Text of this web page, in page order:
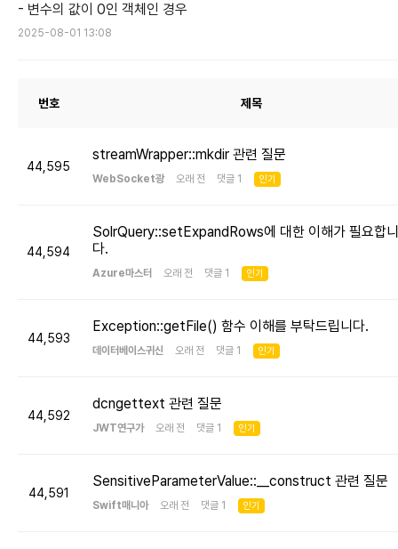
- 변수의 값이 0인 객체인 경우
2025-08-01 13:08
번호 제목
44,595
streamWrapper::mkdir 관련 질문
WebSocket광 오래 전 댓글 1 인기
44,594
SolrQuery::setExpandRows에 대한 이해가 필요합니
다.
Azure마스터 오래 전 댓글 1 인기
44,593
Exception::getFile() 함수 이해를 부탁드립니다.
데이터베이스귀신 오래 전 댓글 1 인기
44,592
dcngettext 관련 질문
JWT연구가 오래 전 댓글 1 인기
44,591
SensitiveParameterValue::__construct 관련 질문
Swift매니아 오래 전 댓글 1 인기